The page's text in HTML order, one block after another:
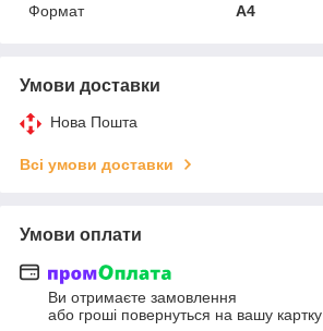
Формат
A4
Умови доставки
Нова Пошта
Всі умови доставки
Умови оплати
Ви отримаєте замовлення
або гроші повернуться на вашу картку